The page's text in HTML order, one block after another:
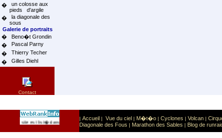
�
un colosse aux
pieds d'argile
�
la diagonale des
sous
Galerie de portraits
�
Beno�t Grondin
�
Pascal Parny
�
Thierry Techer
�
Gilles Diehl
Contact
Ce site est list� dans la cat�gorie Sport: Sports extr�mes
| Accueil | Vue du ciel | M�t�o | Cyclones | Volcan |
Diagonale des Fous | Marathon des Sables | Blog de